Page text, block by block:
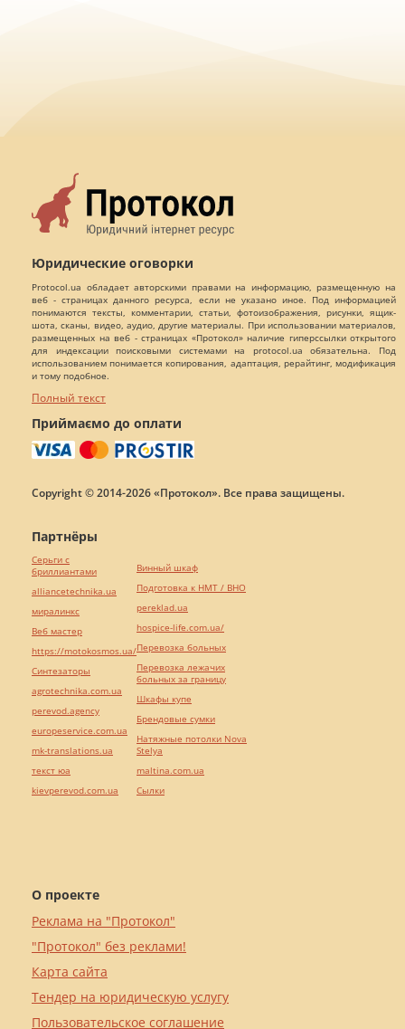
Юридические оговорки
Protocol.ua обладает авторскими правами на информацию, размещенную на
веб - страницах данного ресурса, если не указано иное. Под информацией
понимаются тексты, комментарии, статьи, фотоизображения, рисунки, ящик-
шота, сканы, видео, аудио, другие материалы. При использовании материалов,
размещенных на веб - страницах «Протокол» наличие гиперссылки открытого
для индексации поисковыми системами на protocol.ua обязательна. Под
использованием понимается копирования, адаптация, рерайтинг, модификация
и тому подобное.
Полный текст
Приймаємо до оплати
Copyright © 2014-2026 «Протокол». Все права защищены.
О проекте
Реклама на "Протокол"
"Протокол" без реклами!
Карта сайта
Тендер на юридическую услугу
Пользовательское соглашение
Партнёры
Серьги с
бриллиантами
alliancetechnika.ua
миралинкс
Веб мастер
https://motokosmos.ua/
Синтезаторы
agrotechnika.com.ua
perevod.agency
europeservice.com.ua
mk-translations.ua
текст юа
kievperevod.com.ua
Винный шкаф
Подготовка к НМТ / ВНО
pereklad.ua
hospice-life.com.ua/
Перевозка больных
Перевозка лежачих
больных за границу
Шкафы купе
Брендовые сумки
Натяжные потолки Nova
Stelya
maltina.com.ua
Cылки